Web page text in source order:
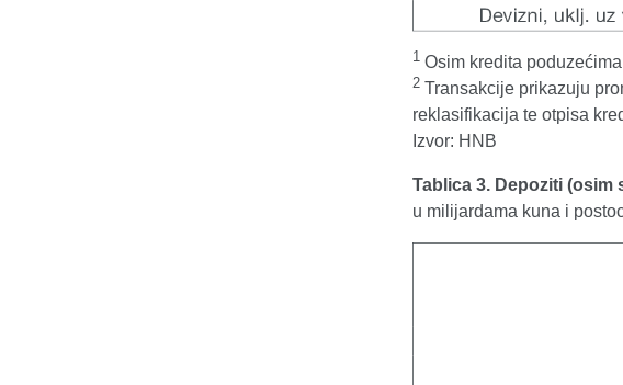
1 Osim kredita
2 Transakcije prikazuju
reklasifikacija te otpisa
Izvor: HNB
Tablica 3. Depoziti
u milijardama kuna i